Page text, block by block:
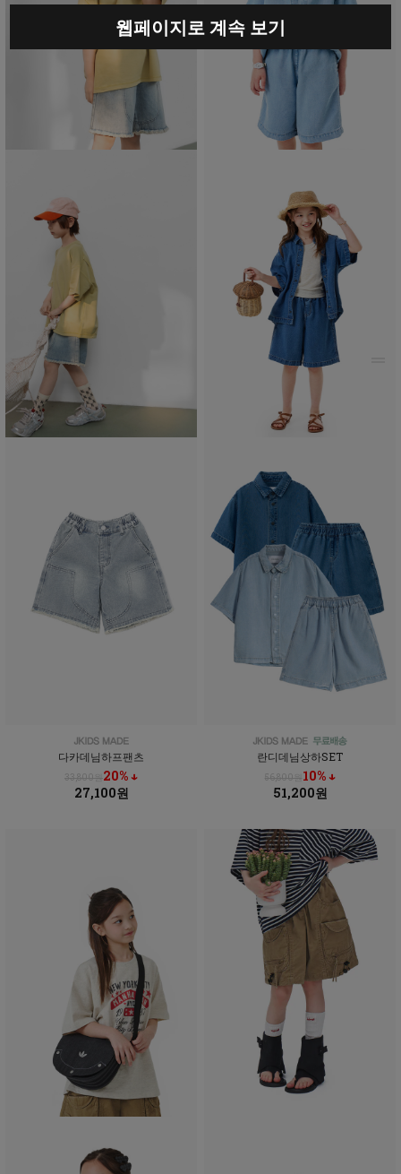
다카데님하프팬츠
33,800원20% ↓
27,100원
란디데님상하SET
56,800원10% ↓
51,200원
웹페이지로 계속 보기